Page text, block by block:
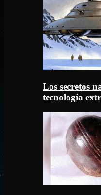
Los secretos
tecnología